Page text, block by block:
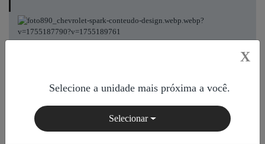
X
Selecione a unidade mais próxima a você.
Selecionar